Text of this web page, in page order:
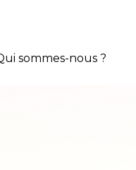
sommes-nous ?